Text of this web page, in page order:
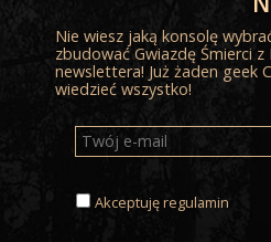
Międzynarodowym
Turystycznych.
festiwale filmów
trakcie każdego
Nie wiesz jaką konsolę
zbudować Gwiazdę Śmierci
newslettera! Już żaden geek
wiedzieć wszystko!
Akceptujęregulamin